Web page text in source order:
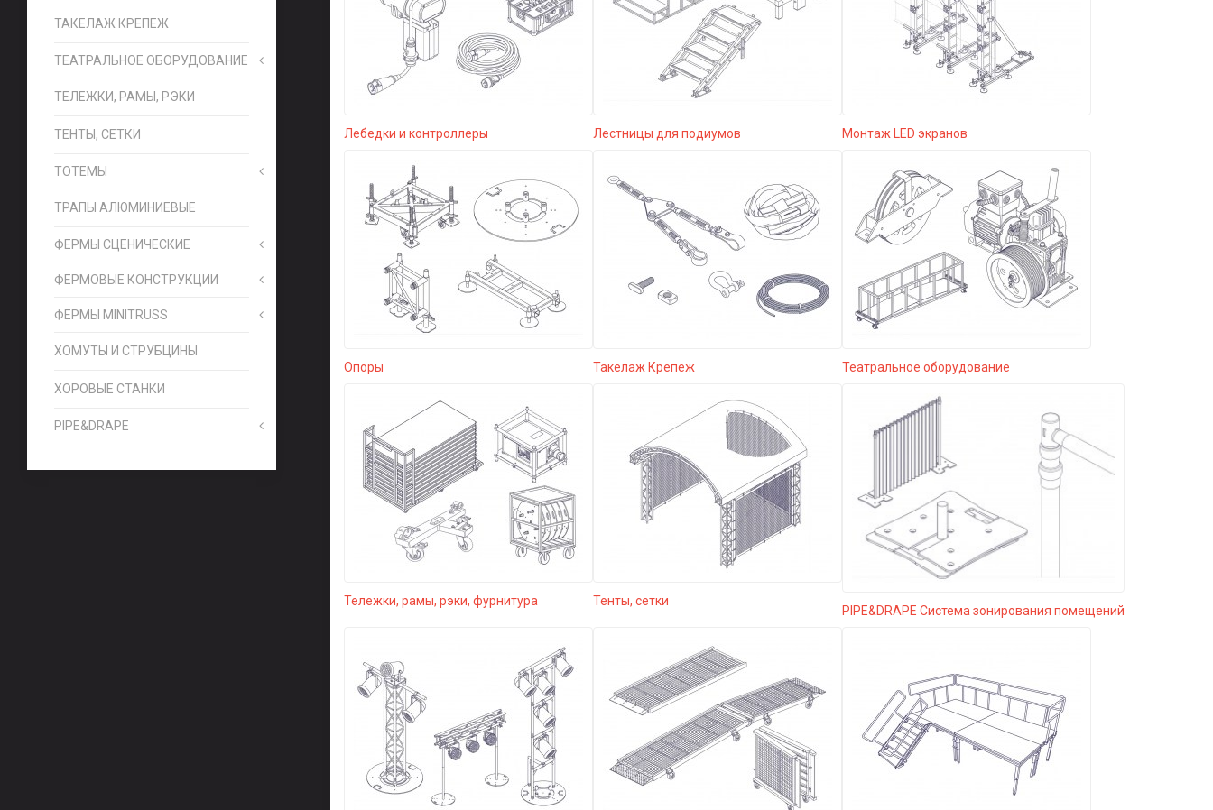
ТАКЕЛАЖ КРЕПЕЖ
ТЕАТРАЛЬНОЕ ОБОРУДОВАНИЕ
ТЕЛЕЖКИ, РАМЫ, РЭКИ
ТЕНТЫ, СЕТКИ
ТОТЕМЫ
ТРАПЫ АЛЮМИНИЕВЫЕ
ФЕРМЫ СЦЕНИЧЕСКИЕ
ФЕРМОВЫЕ КОНСТРУКЦИИ
ФЕРМЫ MINITRUSS
ХОМУТЫ И СТРУБЦИНЫ
ХОРОВЫЕ СТАНКИ
PIPE&DRAPE
Лебедки и контроллеры Лестницы для подиумов Монтаж LED экранов
Опоры Такелаж Крепеж Театральное оборудование
Тележки, рамы, рэки, фурнитура Тенты, сетки
PIPE&DRAPE Система зонирования помещений